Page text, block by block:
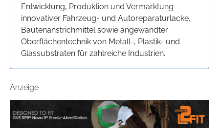
Entwicklung, Produktion und Vermarktung
innovativer Fahrzeug- und Autoreparaturlacke,
Bautenanstrichmittel sowie angewandter
Oberflächentechnik von Metall-, Plastik- und
Glassubstraten für zahlreiche Industrien.
Anzeige